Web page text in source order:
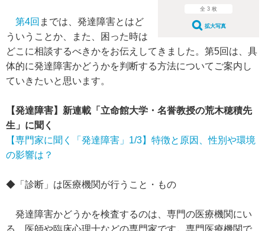
全 3 枚
拡大写真
第4回 までは、発達障害とはど
ういうことか、また、困った時は
どこに相談するべきかをお伝えしてきました。第5回は、具
体的に発達障害かどうかを判断する方法についてご案内し
ていきたいと思います。
【発達障害】新連載「立命館大学・名誉教授の荒木穂積先
生」に聞く
【専門家に聞く「発達障害」1/3】特徴と原因、性別や環境
の影響は？
◆「診断」は医療機関が行うこと・もの
発達障害かどうかを検査するのは、専門の医療機関にい
る、医師や臨床心理士などの専門家です。専門医療機関で